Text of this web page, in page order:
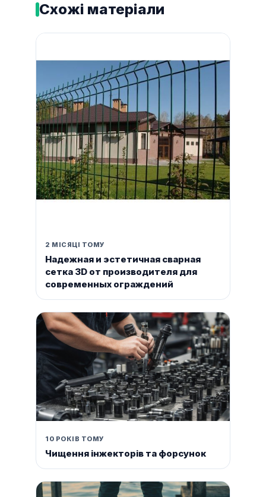
Схожі матеріали
2 МІСЯЦІ ТОМУ
Надежная и эстетичная сварная
сетка 3D от производителя для
современных ограждений
10 РОКІВ ТОМУ
Чищення інжекторів та форсунок